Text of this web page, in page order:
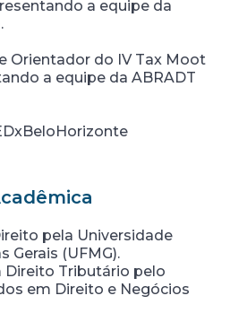
a equipe da
Orientador do IV Tax Moot
a equipe da ABRADT
pela Universidade
Gerais (UFMG).
Direito Tributário pelo
em Direito e Negócios